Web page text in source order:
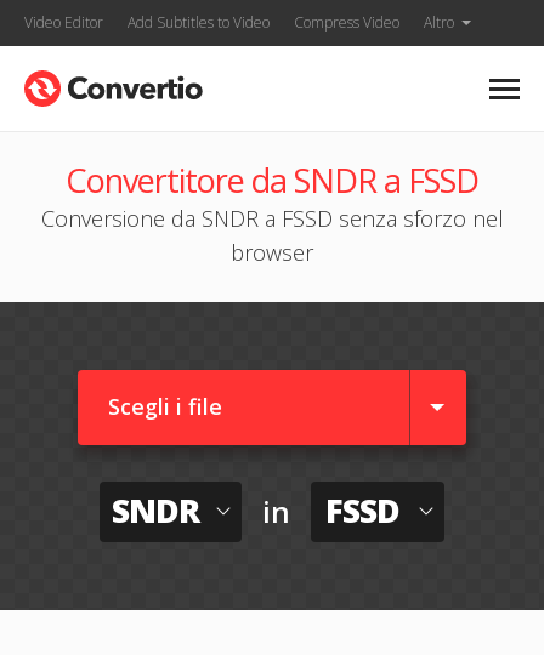
Video Editor Add Subtitles to Video Compress Video Altro
Convertitore da SNDR a FSSD
Conversione da SNDR a FSSD senza sforzo nel
browser
Scegli i file
SNDR in FSSD